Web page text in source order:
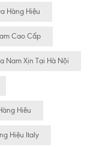
Hàng Hiệu
Cao Cấp
Nam Xịn Tại Hà Nội
Hiêu
Hiệu Italy